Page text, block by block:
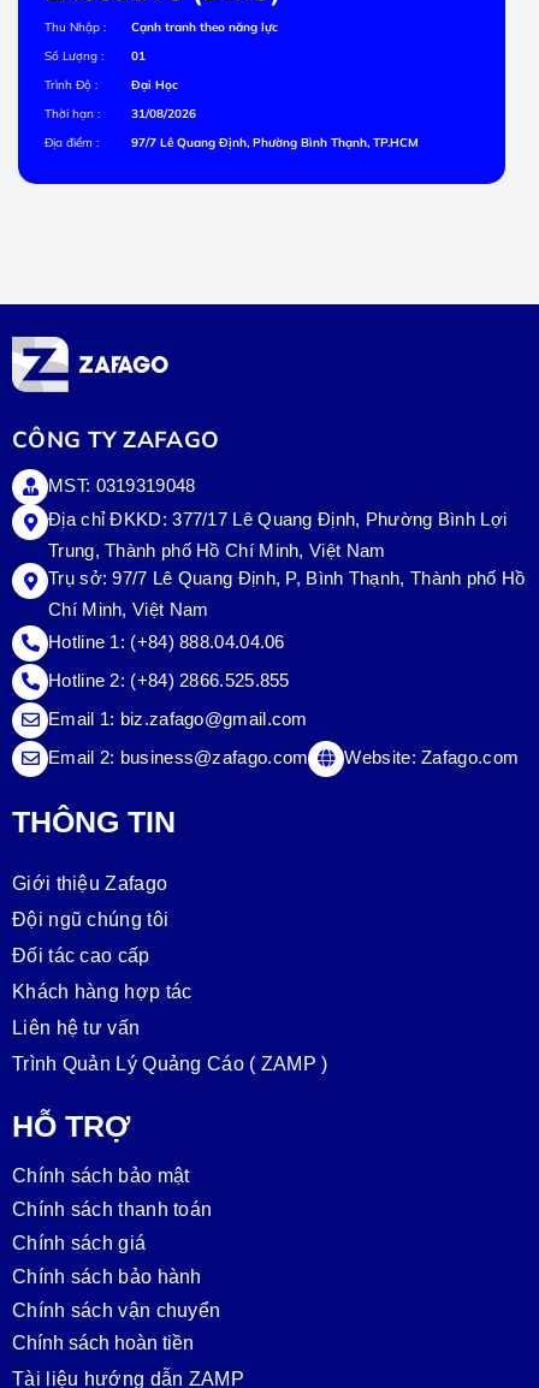
Thu Nhập :
Cạnh tranh theo năng lực
Số Lượng :
01
Trình Độ :
Đại Học
Thời hạn :
31/08/2026
Địa điểm :
97/7 Lê Quang Định, Phường Bình Thạnh, TP.HCM
CÔNG TY ZAFAGO
MST: 0319319048
Địa chỉ ĐKKD: 377/17 Lê Quang Định, Phường Bình Lợi
Trung, Thành phố Hồ Chí Minh, Việt Nam
Trụ sở:97/7 Lê Quang Định, P, Bình Thạnh, Thành phố Hồ
Chí Minh, Việt Nam
Hotline 1: (+84) 888.04.04.06
Hotline 2: (+84) 2866.525.855
Email 1: biz.zafago@gmail.com
Email 2: business@zafago.com Website:Zafago.com
THÔNG TIN
Giới thiệu Zafago
Đội ngũ chúng tôi
Đối tác cao cấp
Khách hàng hợp tác
Liên hệ tư vấn
Trình Quản Lý Quảng Cáo ( ZAMP )
HỖ TRỢ
Chính sách bảo mật
Chính sách thanh toán
Chính sách giá
Chính sách bảo hành
Chính sách vận chuyển
Chính sách hoàn tiền
Tài liệu hướng dẫn ZAMP